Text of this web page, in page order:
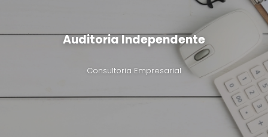
Auditoria Independente
Consultoria Empresarial